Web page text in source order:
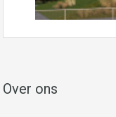
Over ons